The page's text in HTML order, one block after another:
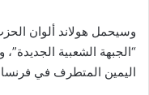
وسيحمل هولاند ألوان
“الجبهة الشعبية
اليمين المتطرف في